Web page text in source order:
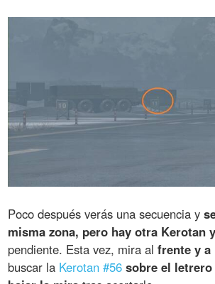
Poco después verás una secuencia y
misma zona, pero hay otra Kerotan
pendiente. Esta vez, mira alfrente y a
buscar la Kerotan #56 sobre el